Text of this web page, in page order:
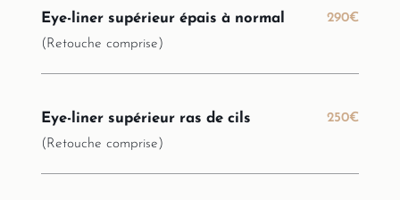
Eye-liner supérieur épais à normal 290€
(Retouche comprise)
Eye-liner supérieur ras de cils 250€
(Retouche comprise)